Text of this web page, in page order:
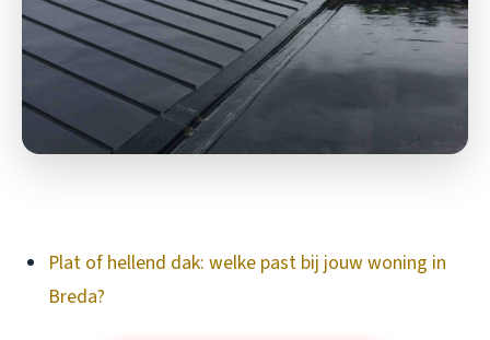
Plat of hellend dak: welke past bij jouw woning in
Breda?